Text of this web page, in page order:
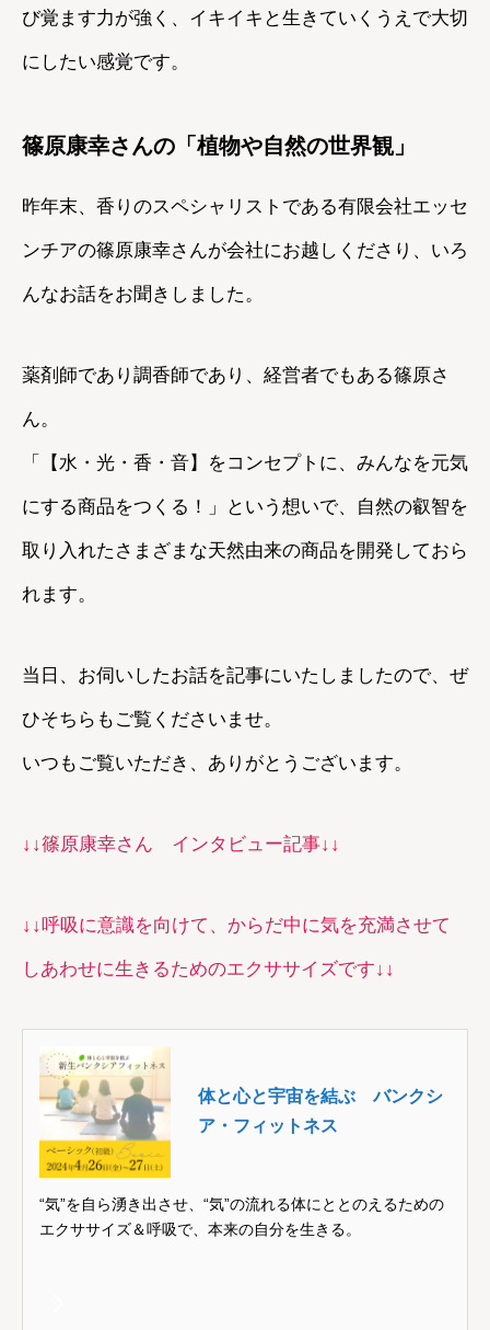
び覚ます力が強く、イキイキと生きていくうえで大切
にしたい感覚です。
篠原康幸さんの「植物や自然の世界観」
昨年末、香りのスペシャリストである有限会社エッセ
ンチアの篠原康幸さんが会社にお越しくださり、いろ
んなお話をお聞きしました。
薬剤師であり調香師であり、経営者でもある篠原さ
ん。
「【水・光・香・音】をコンセプトに、みんなを元気
にする商品をつくる！」という想いで、自然の叡智を
取り入れたさまざまな天然由来の商品を開発しておら
れます。
当日、お伺いしたお話を記事にいたしましたので、ぜ
ひそちらもご覧くださいませ。
いつもご覧いただき、ありがとうございます。
↓↓篠原康幸さん インタビュー記事↓↓
↓↓呼吸に意識を向けて、からだ中に気を充満させて
しあわせに生きるためのエクササイズです↓↓
体と心と宇宙を結ぶ バンクシ
ア・フィットネス
“気”を自ら湧き出させ、“気”の流れる体にととのえるための
エクササイズ＆呼吸で、本来の自分を生きる。